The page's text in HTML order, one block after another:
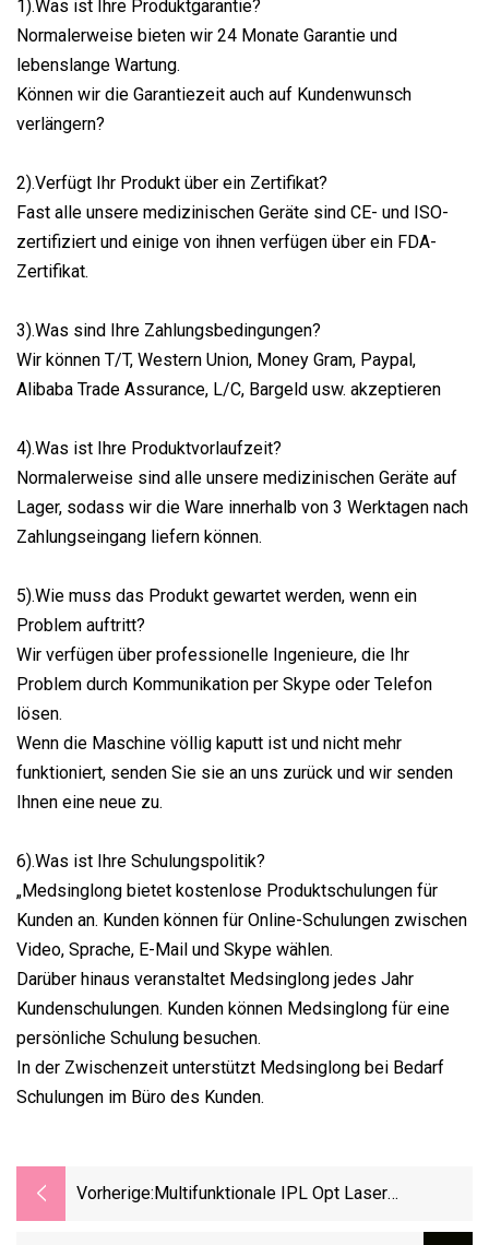
1).Was ist Ihre Produktgarantie?
Normalerweise bieten wir 24 Monate Garantie und
lebenslange Wartung.
Können wir die Garantiezeit auch auf Kundenwunsch
verlängern?
2).Verfügt Ihr Produkt über ein Zertifikat?
Fast alle unsere medizinischen Geräte sind CE- und ISO-
zertifiziert und einige von ihnen verfügen über ein FDA-
Zertifikat.
3).Was sind Ihre Zahlungsbedingungen?
Wir können T/T, Western Union, Money Gram, Paypal,
Alibaba Trade Assurance, L/C, Bargeld usw. akzeptieren
4).Was ist Ihre Produktvorlaufzeit?
Normalerweise sind alle unsere medizinischen Geräte auf
Lager, sodass wir die Ware innerhalb von 3 Werktagen nach
Zahlungseingang liefern können.
5).Wie muss das Produkt gewartet werden, wenn ein
Problem auftritt?
Wir verfügen über professionelle Ingenieure, die Ihr
Problem durch Kommunikation per Skype oder Telefon
lösen.
Wenn die Maschine völlig kaputt ist und nicht mehr
funktioniert, senden Sie sie an uns zurück und wir senden
Ihnen eine neue zu.
6).Was ist Ihre Schulungspolitik?
„Medsinglong bietet kostenlose Produktschulungen für
Kunden an. Kunden können für Online-Schulungen zwischen
Video, Sprache, E-Mail und Skype wählen.
Darüber hinaus veranstaltet Medsinglong jedes Jahr
Kundenschulungen. Kunden können Medsinglong für eine
persönliche Schulung besuchen.
In der Zwischenzeit unterstützt Medsinglong bei Bedarf
Schulungen im Büro des Kunden.
Vorherige: Multifunktionale IPL Opt Laser